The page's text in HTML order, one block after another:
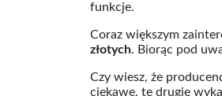
funkcje.
Coraz większym
złotych. Biorąc pod
Czy wiesz, że
ciekawe, te drugie